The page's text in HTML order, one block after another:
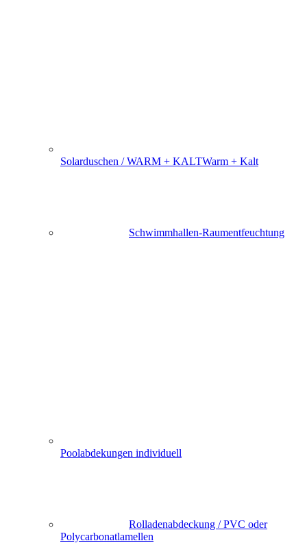
Solarduschen / WARM + KALTWarm + Kalt
Schwimmhallen-Raumentfeuchtung
Poolabdekungen individuell
Rolladenabdeckung / PVC oder
Polycarbonatlamellen